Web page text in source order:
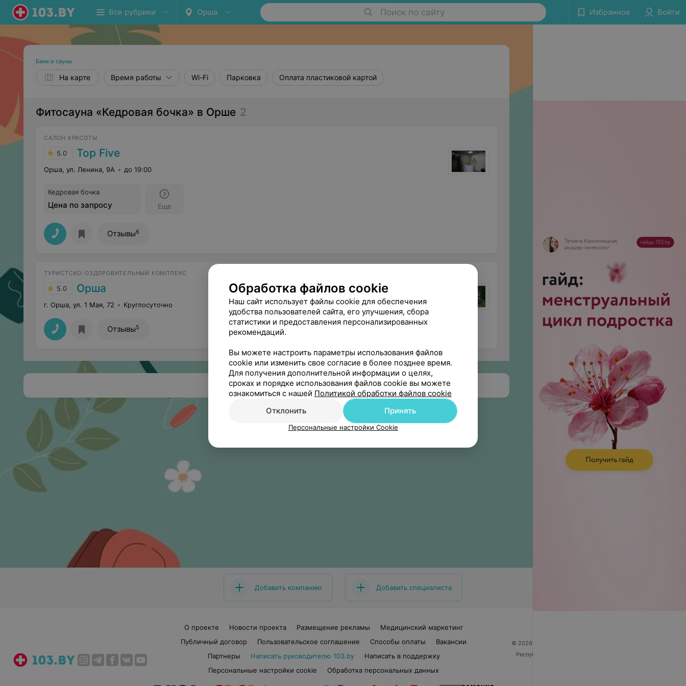
Все рубрики Орша Поиск по сайту Избранное Войти
Бани и сауны
На карте Время работы Wi-Fi Парковка Оплата пластиковой картой
Фитосауна «Кедровая бочка» в Орше 2
САЛОН КРАСОТЫ
5.0 Top Five
Орша, ул. Ленина, 9А до 19:00
Кедровая бочка
Цена по запросу Еще
Отзывы6
ТУРИСТСКО-ОЗДОРОВИТЕЛЬНЫЙ КОМПЛЕКС
5.0 Орша
г. Орша, ул. 1 Мая, 72 Круглосуточно
Отзывы5
Добавить компанию Добавить специалиста
О проекте Новости проекта Размещение рекламы
Медицинский маркетинг
Публичный договор
Пользовательское соглашение Способы оплаты
Вакансии
Партнеры
Написать руководителю 103.by
Написать в поддержку
Персональные настройки cookie
Обработка персональных данных
© 2026 ООО «Артокс Лаб», УНП 191700409
Республика Беларусь, г. Минск, улица Толбухина, 2,
Обработка файлов cookie
Наш сайт использует файлы cookie для обеспечения
удобства пользователей сайта, его улучшения, сбора
статистики и предоставления персонализированных
рекомендаций.
Вы можете настроить параметры использования файлов
cookie или изменить свое согласие в более позднее время.
Для получения дополнительной информации о целях,
сроках и порядке использования файлов cookie вы можете
ознакомиться с нашей Политикой обработки файлов cookie
Отклонить
Принять
Персональные настройки Cookie